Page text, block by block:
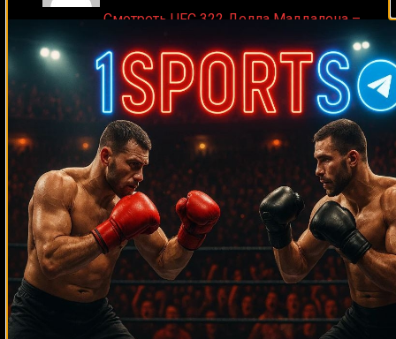
Medik on Смотреть UFC 322 Делла Маддалена –
Махачев
Случайные боксеры
Гилберт Квироус Константин Питернов Яхайра Эрнандес
Фернандо ВаргасМарио Барриос Джек
Делла Маддалена
Хосе Луис Буэно Дон Халпин Пол Торн Тайрон
Лаки
Аксель Шульц Решат Мати
Мераб
Двалишвили Хорхе Луис Мунгия Тони Томпсон
Рейко Сондерс
Джош Эмметт Гленн Вольф Гэри Белл Орландо Фернандес Люк
Рокхолд Том Джонсон Сауль Монтана
Клейтон Консейсан
Роберт Скотт Ричард Салазар Келвин Гастелум
Джеймс Притчард Клиффорд Этьен Адриан Эрнандес Карен
Аветисян Сантандер Сильгадо Исмаил Силлах
Ларри Дэвис
Магомед Исмаилов
Генри Акинванде Гэри Мэйсон Арт Таккер
Скотт
Сигмон
Джеронимо Кардоз Имон Маджи
Кеннеди МакКинни
Гильермо Авила
Джозеф Джойс